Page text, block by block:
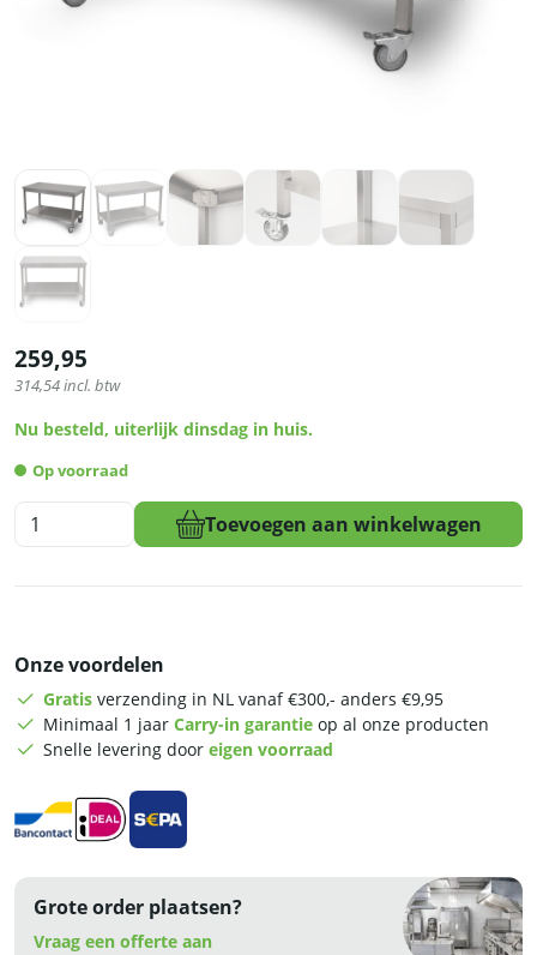
259,95
314,54incl. btw
Nu besteld, uiterlijk dinsdag in huis.
Op voorraad
HCB
Basic-
onderschap
120
85
cm
RVS
Toevoegen aan winkelwagen
Onze voordelen
Gratis verzending in NL vanaf €300,- anders €9,95
Minimaal 1 jaar Carry-in garantie op al onze producten
Snelle levering door eigen voorraad
Grote order plaatsen?
Vraag een offerte aan